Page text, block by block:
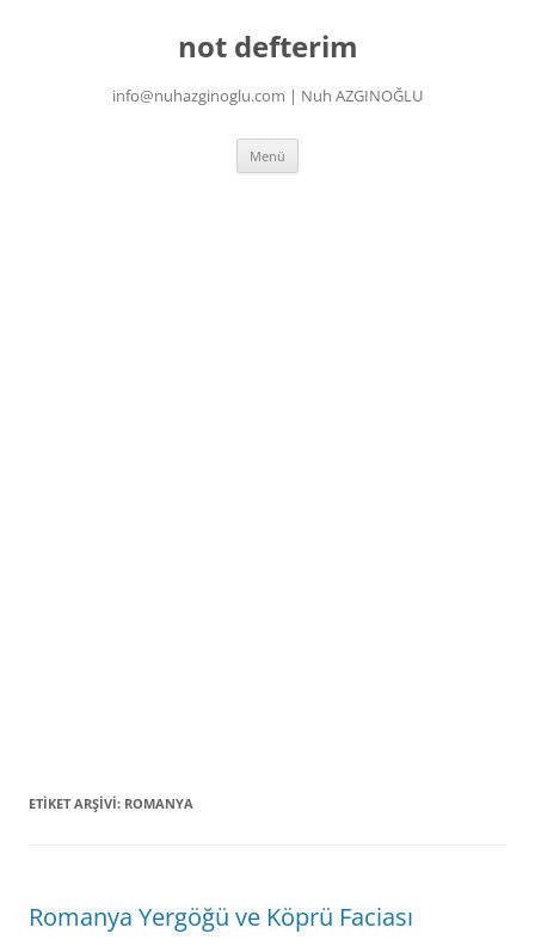
not defterim
info@nuhazginoglu.com | Nuh AZGINOĞLU
Menü
ETIKET ARŞIVI: ROMANYA
Romanya Yergöğü ve Köprü Faciası